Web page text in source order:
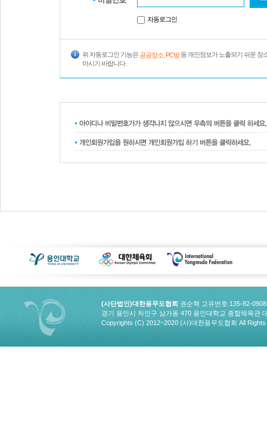
자동로그인
위 자동로그인 기능은공공장소, PC방등 개인정보가 노출되기 쉬운 장
마시기 바랍니다.
(사단법인)대한용무도협회 권순혁 고유번호:135-82-
경기 용인시 처인구 삼가동 470 용인대학교 종합체육관
Copyrights (C) 2012~2020 (사)대한용무도협회 All